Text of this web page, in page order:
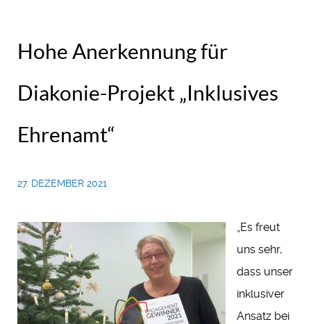
Hohe Anerkennung für
Diakonie-Projekt „Inklusives
Ehrenamt“
27. DEZEMBER 2021
„Es freut
uns sehr,
dass unser
inklusiver
Ansatz bei